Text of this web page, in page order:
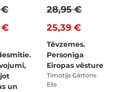
€
€
un
25,39 €
28,95 €
Tēvzemes.
Personīga
Eiropas vēsture
Timotijs Gārtons
Ešs